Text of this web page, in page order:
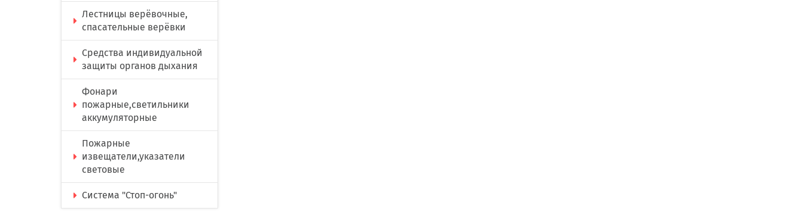
Лестницы верёвочные,
спасательные верёвки
Средства индивидуальной
защиты органов дыхания
Фонари
пожарные,светильники
аккумуляторные
Пожарные
извещатели,указатели
световые
Система "Стоп-огонь"